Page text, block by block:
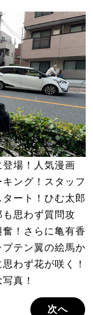
場！人気漫画
ング！スタッフ
ート！ひむ太郎
思わず質問攻
！さらに亀有香
テン翼の絵馬か
わず花が咲く！
真！
次へ